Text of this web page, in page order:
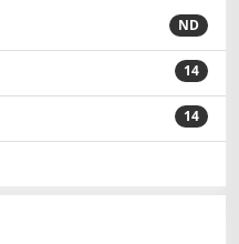
ND
14
14